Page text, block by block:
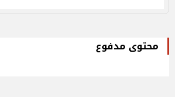
محتوى مدفوع